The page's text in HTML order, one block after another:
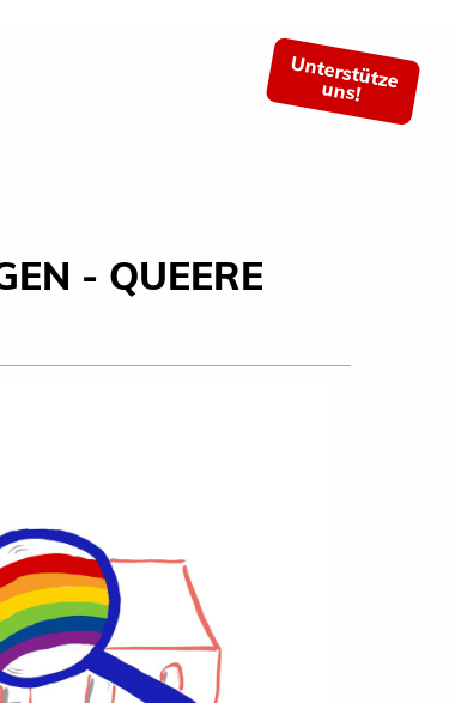
Unterstütze
uns!
- QUEERE